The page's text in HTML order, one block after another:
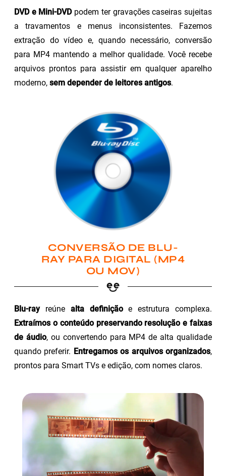
DVD e Mini-DVDpodem ter gravações caseiras sujeitas
a travamentos e menus inconsistentes. Fazemos
extração do vídeo e, quando necessário, conversão
para MP4 mantendo a melhor qualidade. Você recebe
arquivos prontos para assistir em qualquer aparelho
moderno, sem depender de leitores antigos.
CONVERSÃO DE BLU-
RAY PARA DIGITAL (MP4
OU MOV)
Blu-rayreúne alta definiçãoe estrutura complexa.
Extraímos o conteúdo preservando resolução e faixas
de áudio, ou convertendo para MP4 de alta qualidade
quando preferir. Entregamos os arquivos organizados,
prontos para Smart TVs e edição, com nomes claros.